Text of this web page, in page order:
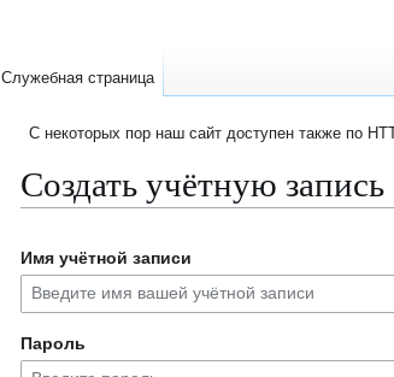
C некоторых пор наш сайт доступен также по
Создать учётную запись
к
навигации
к
поиску
Имя учётной записи
Пароль
Служебная страница